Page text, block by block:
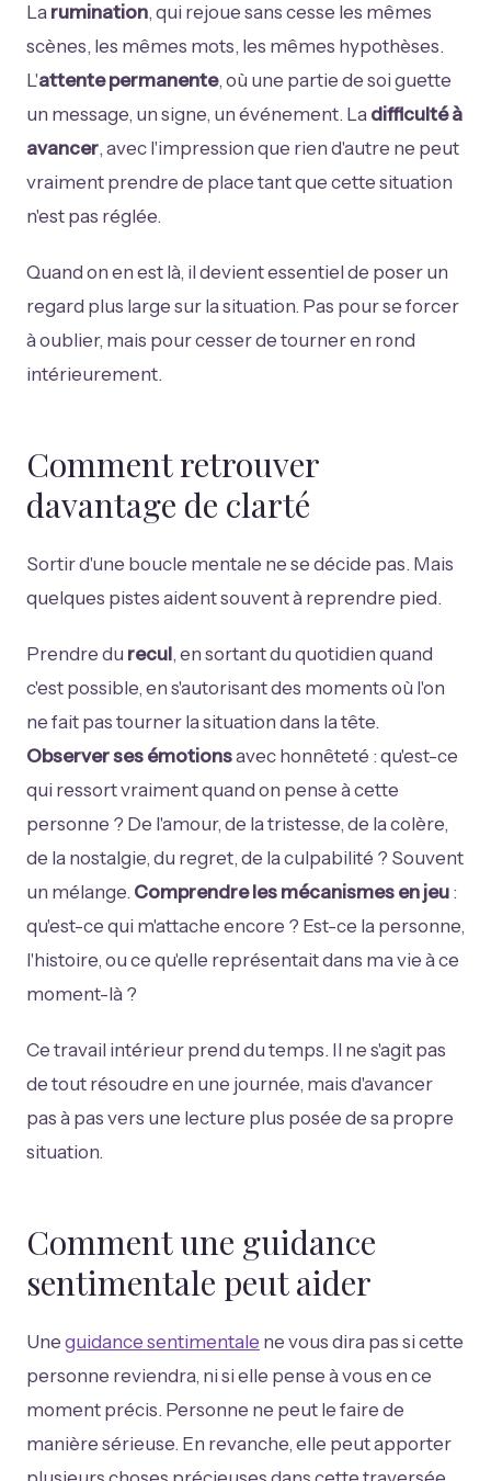
La rumination, qui rejoue sans cesse les mêmes
scènes, les mêmes mots, les mêmes hypothèses.
L'attente permanente, où une partie de soi guette
un message, un signe, un événement. La difficulté à
avancer, avec l'impression que rien d'autre ne peut
vraiment prendre de place tant que cette situation
n'est pas réglée.
Quand on en est là, il devient essentiel de poser un
regard plus large sur la situation. Pas pour se forcer
à oublier, mais pour cesser de tourner en rond
intérieurement.
Comment retrouver
davantage de clarté
Sortir d'une boucle mentale ne se décide pas. Mais
quelques pistes aident souvent à reprendre pied.
Prendre du recul, en sortant du quotidien quand
c'est possible, en s'autorisant des moments où l'on
ne fait pas tourner la situation dans la tête.
Observer ses émotionsavec honnêteté : qu'est-ce
qui ressort vraiment quand on pense à cette
personne ? De l'amour, de la tristesse, de la colère,
de la nostalgie, du regret, de la culpabilité ? Souvent
un mélange. Comprendre les mécanismes en jeu :
qu'est-ce qui m'attache encore ? Est-ce la personne,
l'histoire, ou ce qu'elle représentait dans ma vie à ce
moment-là ?
Ce travail intérieur prend du temps. Il ne s'agit pas
de tout résoudre en une journée, mais d'avancer
pas à pas vers une lecture plus posée de sa propre
situation.
Comment une guidance
sentimentale peut aider
Une guidance sentimentale ne vous dira pas si cette
personne reviendra, ni si elle pense à vous en ce
moment précis. Personne ne peut le faire de
manière sérieuse. En revanche, elle peut apporter